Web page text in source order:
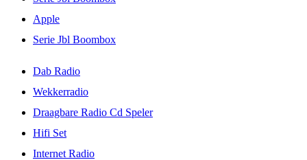
Apple
Serie Jbl Boombox
Dab Radio
Wekkerradio
Draagbare Radio Cd Speler
Hifi Set
Internet Radio